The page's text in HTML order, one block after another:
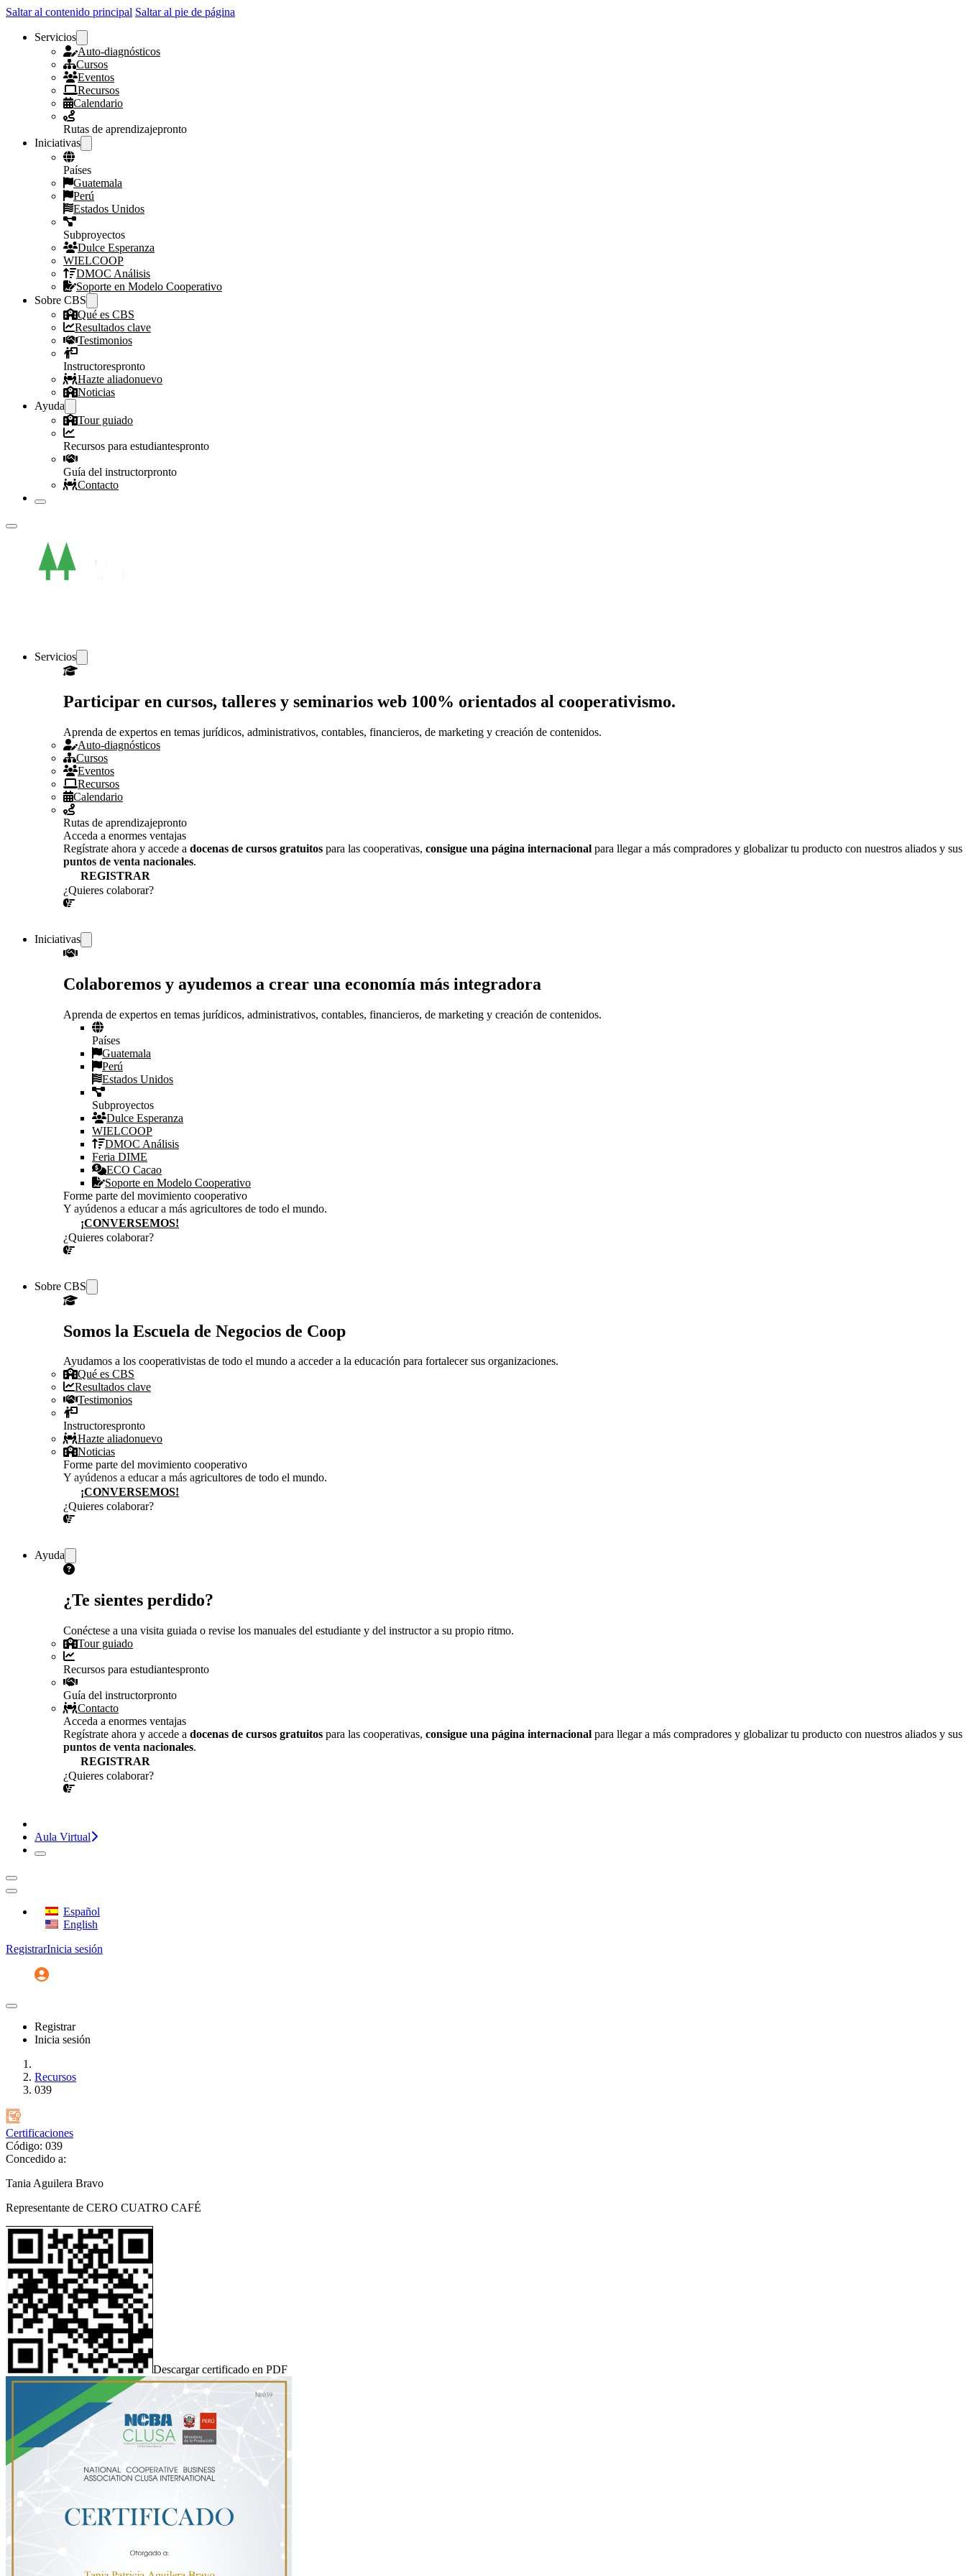
Saltar al contenido principal Saltar al pie de página
Servicios
Auto-diagnósticos
Cursos
Eventos
Recursos
Calendario
Rutas de aprendizajepronto
Iniciativas
Países
Guatemala
Perú
Estados Unidos
Subproyectos
Dulce Esperanza
WIELCOOP
DMOC Análisis
Soporte en Modelo Cooperativo
Sobre CBS
Qué es CBS
Resultados clave
Testimonios
Instructorespronto
Hazte aliadonuevo
Noticias
Ayuda
Tour guiado
Recursos para estudiantespronto
Guía del instructorpronto
Contacto
Servicios
Participar en cursos, talleres y seminarios web 100% orientados al cooperativismo.
Aprenda de expertos en temas jurídicos, administrativos, contables, financieros, de marketing y creación de contenidos.
Auto-diagnósticos
Cursos
Eventos
Recursos
Calendario
Rutas de aprendizajepronto
Acceda a enormes ventajas
Regístrate ahora y accede a docenas de cursos gratuitos para las cooperativas, consigue una página internacional para llegar a más compradores y globalizar tu producto con nuestros aliados y sus
puntos de venta nacionales.
REGISTRAR
¿Quieres colaborar?
Iniciativas
Colaboremos y ayudemos a crear una economía más integradora
Aprenda de expertos en temas jurídicos, administrativos, contables, financieros, de marketing y creación de contenidos.
Países
Guatemala
Perú
Estados Unidos
Subproyectos
Dulce Esperanza
WIELCOOP
DMOC Análisis
Feria DIME
ECO Cacao
Soporte en Modelo Cooperativo
Forme parte del movimiento cooperativo
Y ayúdenos a educar a más agricultores de todo el mundo.
¡CONVERSEMOS!
¿Quieres colaborar?
Sobre CBS
Somos la Escuela de Negocios de Coop
Ayudamos a los cooperativistas de todo el mundo a acceder a la educación para fortalecer sus organizaciones.
Qué es CBS
Resultados clave
Testimonios
Instructorespronto
Hazte aliadonuevo
Noticias
Forme parte del movimiento cooperativo
Y ayúdenos a educar a más agricultores de todo el mundo.
¡CONVERSEMOS!
¿Quieres colaborar?
Ayuda
¿Te sientes perdido?
Conéctese a una visita guiada o revise los manuales del estudiante y del instructor a su propio ritmo.
Tour guiado
Recursos para estudiantespronto
Guía del instructorpronto
Contacto
Acceda a enormes ventajas
Regístrate ahora y accede a docenas de cursos gratuitos para las cooperativas, consigue una página internacional para llegar a más compradores y globalizar tu producto con nuestros aliados y sus
puntos de venta nacionales.
REGISTRAR
¿Quieres colaborar?
Aula Virtual
Español
English
RegistrarInicia sesión
Registrar
Inicia sesión
Recursos
039
Certificaciones
Código: 039
Concedido a:
Tania Aguilera Bravo
Representante de CERO CUATRO CAFÉ
Descargar certificado en PDF